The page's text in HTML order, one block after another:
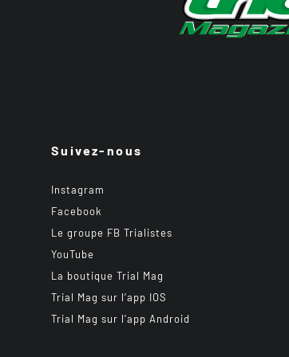
Suivez-nous
Instagram
Facebook
Le groupe FB Trialistes
YouTube
La boutique Trial Mag
Trial Mag sur l’app IOS
Trial Mag sur l’app Android